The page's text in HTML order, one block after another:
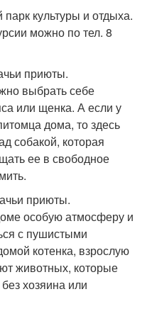
парк культуры и отдыха.
можно по тел. 8
приюты.
выбрать себе
или щенка. А если у
дома, то здесь
собакой, которая
ее в свободное
приюты.
особую атмосферу и
с пушистыми
котенка, взрослую
животных, которые
хозяина или